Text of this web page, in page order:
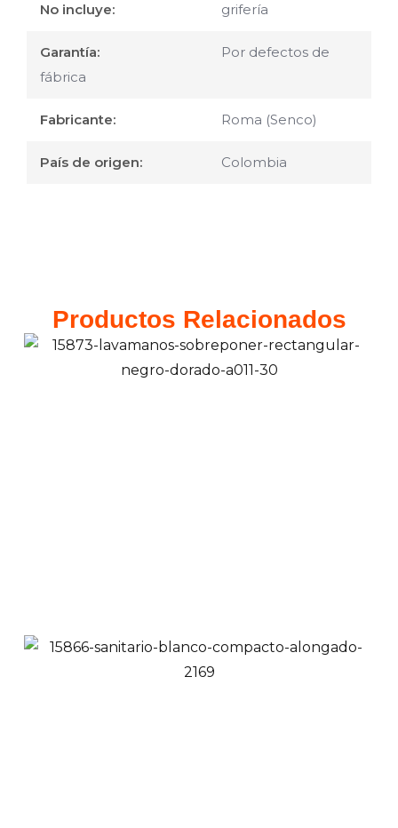
No incluye: grifería
Garantía:
Por defectos de
fábrica
Fabricante: Roma (Senco)
País de origen: Colombia
Productos Relacionados
Lavamanos